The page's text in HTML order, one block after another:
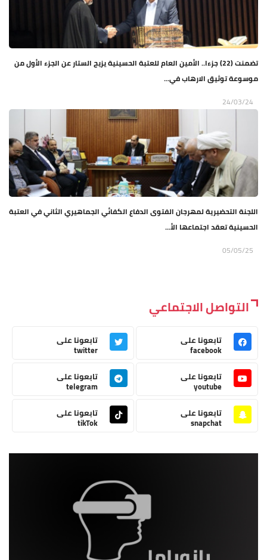
تضمنت (22) جزءا.. الأمين العام للعتبة الحسينية يزيح الستار عن الجزء الأول من
موسوعة توثيق الارهاب في...
24/03/24
اللجنة التحضيرية لمهرجان الفتوى الدفاع الكفائي الجماهيري الثاني في العتبة
الحسينية تعقد اجتماعها الأ...
05/05/25
التواصل الاجتماعي
تابعونا على
facebook
تابعونا على
twitter
تابعونا على
youtube
تابعونا على
telegram
تابعونا على
snapchat
تابعونا على
tikTok